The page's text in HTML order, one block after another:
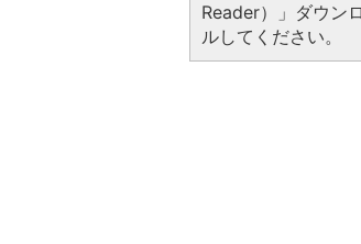
Reader）」ダウン
ルしてください。